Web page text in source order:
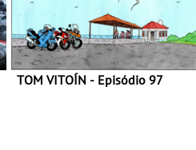
TOM VITOÍN - Episódio 97